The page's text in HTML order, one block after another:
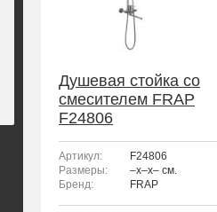
Душевая стойка со
смесителем FRAP
F24806
Артикул:
F24806
Размеры:
–x–x– см.
Бренд:
FRAP